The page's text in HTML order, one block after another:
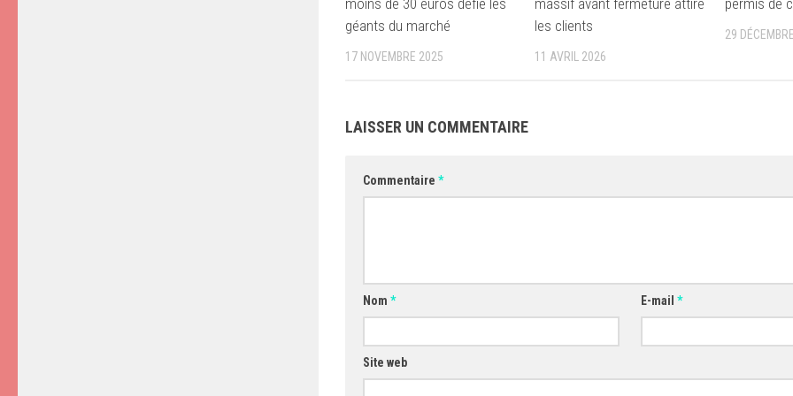
géants du marché
17 NOVEMBRE 2025
les clients
11 AVRIL 2026
29
LAISSER UN COMMENTAIRE
Commentaire *
Nom * E-mail*
Site web